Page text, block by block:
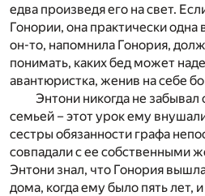
едва произведя его на свет.
Гонории, она практически
он-то, напомнила Гонория,
понимать, каких бед может
авантюристка, женив на себе
Энтони никогда не
семьей – этот урок ему
сестры обязанности графа
совпадали с ее собственными
Энтони знал, что Гонория
дома, когда ему было пять лет,